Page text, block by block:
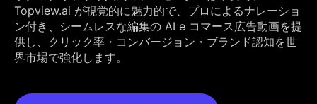
Topview.ai が視覚的に魅力的で、プロによるナレーショ
ン付き、シームレスな編集の AI e コマース広告動画を提
供し、クリック率・コンバージョン・ブランド認知を世
界市場で強化します。